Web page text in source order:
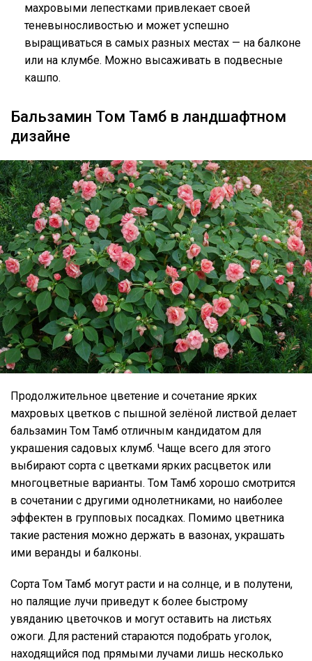
махровыми лепестками привлекает своей
теневыносливостью и может успешно
выращиваться в самых разных местах — на балконе
или на клумбе. Можно высаживать в подвесные
кашпо.
Бальзамин Том Тамб в ландшафтном
дизайне
Продолжительное цветение и сочетание ярких
махровых цветков с пышной зелёной листвой делает
бальзамин Том Тамб отличным кандидатом для
украшения садовых клумб. Чаще всего для этого
выбирают сорта с цветками ярких расцветок или
многоцветные варианты. Том Тамб хорошо смотрится
в сочетании с другими однолетниками, но наиболее
эффектен в групповых посадках. Помимо цветника
такие растения можно держать в вазонах, украшать
ими веранды и балконы.
Сорта Том Тамб могут расти и на солнце, и в полутени,
но палящие лучи приведут к более быстрому
увяданию цветочков и могут оставить на листьях
ожоги. Для растений стараются подобрать уголок,
находящийся под прямыми лучами лишь несколько